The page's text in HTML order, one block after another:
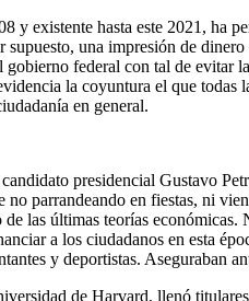
y existente hasta este 2021, ha
supuesto, una impresión de
federal con tal de evitar
la coyuntura el que
en general.
presidencial Gustavo
no parrandeando en fiestas, ni
de las últimas teorías
a los ciudadanos en esta
y deportistas. Aseguraban
de Harvard, llenó titulares